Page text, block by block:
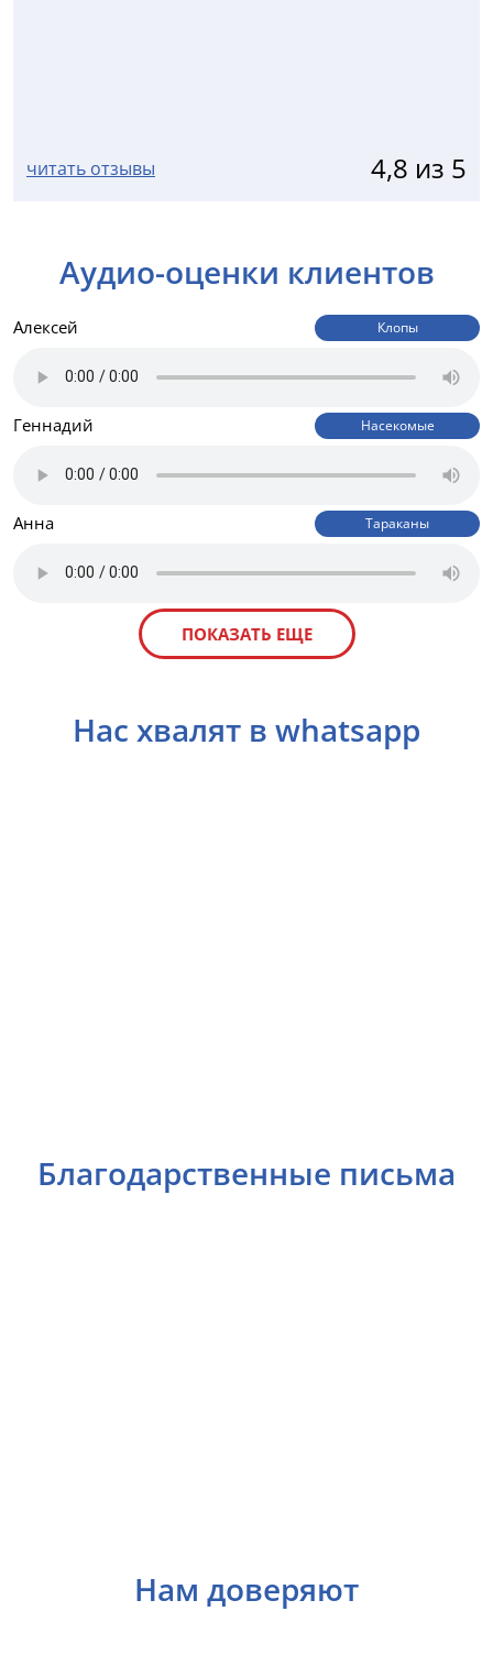
читать отзывы 4,8 из 5
Аудио-оценки клиентов
Алексей Клопы
Геннадий Насекомые
Анна Тараканы
ПОКАЗАТЬ ЕЩЕ
Нас хвалят в whatsapp
Благодарственные письма
Нам доверяют